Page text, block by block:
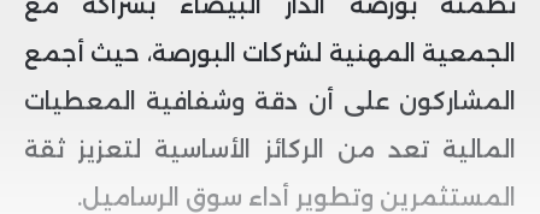
نظمته بورصة الدار البيضاء بشراكة مع
الجمعية المهنية لشركات البورصة، حيث أجمع
المشاركون على أن دقة وشفافية المعطيات
المالية تعد من الركائز الأساسية لتعزيز ثقة
المستثمرين وتطوير أداء سوق الرساميل.